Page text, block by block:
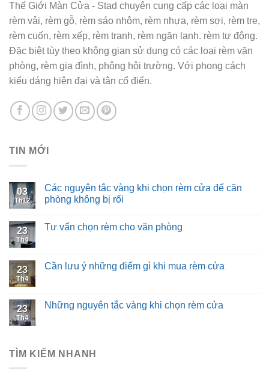
Thế Giới Màn Cửa - Stad chuyên cung cấp các loại màn
rèm vải, rèm gỗ, rèm sáo nhôm, rèm nhựa, rèm sợi, rèm tre,
rèm cuốn, rèm xếp, rèm tranh, rèm ngăn lạnh. rèm tự động.
Đặc biệt tùy theo không gian sử dụng có các loại rèm văn
phòng, rèm gia đình, phông hội trường. Với phong cách
kiểu dáng hiện đại và tân cổ điển.
TIN MỚI
03
Th12
Các nguyên tắc vàng khi chọn rèm cửa để căn
phòng không bị rối
23
Th4
Tư vấn chọn rèm cho văn phòng
23
Th4
Cần lưu ý những điểm gì khi mua rèm cửa
23
Th4
Những nguyên tắc vàng khi chọn rèm cửa
TÌM KIẾM NHANH